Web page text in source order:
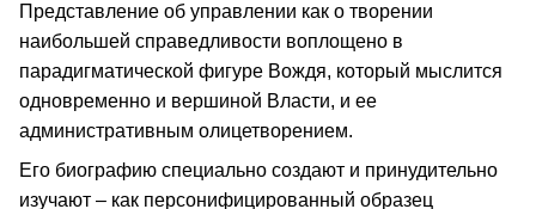
Представление об управлении как о творении
наибольшей справедливости воплощено в
парадигматической фигуре Вождя, который мыслится
одновременно и вершиной Власти, и ее
административным олицетворением.
Его биографию специально создают и принудительно
изучают – как персонифицированный образец